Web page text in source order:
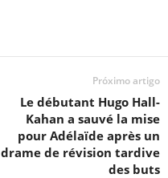
Próximo artigo
Le débutant Hugo Hall-
Kahan a sauvé la mise
pour Adélaïde après un
drame de révision tardive
des buts